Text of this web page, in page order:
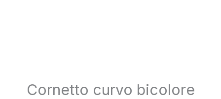
Cornetto curvo bicolore